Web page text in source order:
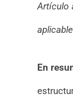
Artículo
En